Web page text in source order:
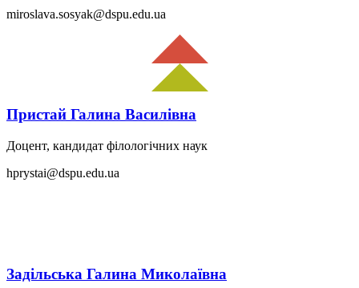
miroslava.sosyak@dspu.edu.ua
Пристай Галина Василівна
Доцент, кандидат філологічних наук
hprystai@dspu.edu.ua
Задільська Галина Миколаївна